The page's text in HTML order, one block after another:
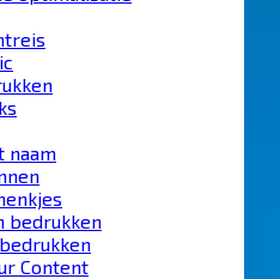
naam
bedrukken
Content